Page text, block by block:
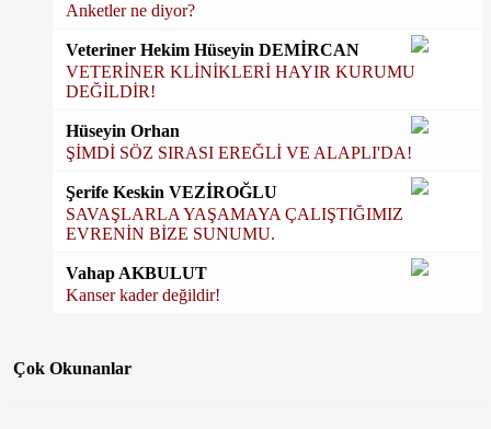
Anketler ne diyor?
Veteriner Hekim Hüseyin DEMİRCAN
VETERİNER KLİNİKLERİ HAYIR KURUMU
DEĞİLDİR!
Hüseyin Orhan
ŞİMDİ SÖZ SIRASI EREĞLİ VE ALAPLI'DA!
Şerife Keskin VEZİROĞLU
SAVAŞLARLA YAŞAMAYA ÇALIŞTIĞIMIZ
EVRENİN BİZE SUNUMU.
Vahap AKBULUT
Kanser kader değildir!
Çok Okunanlar